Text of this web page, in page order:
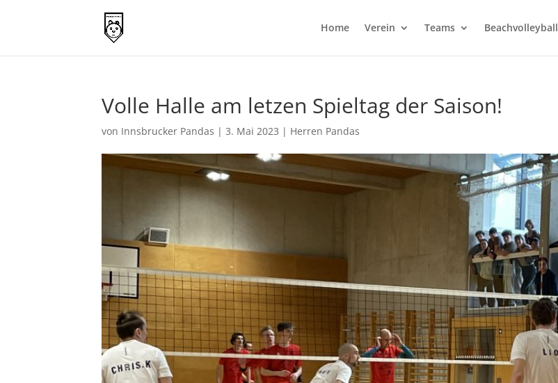
Home Verein Teams Beachvolleyball
Volle Halle am letzen Spieltag der Saison!
von Innsbrucker Pandas |3. Mai 2023 | Herren Pandas